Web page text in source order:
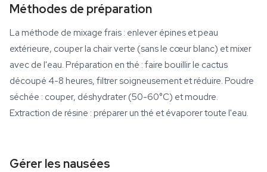
Méthodes de préparation
La méthode de mixage frais : enlever épines et peau
extérieure, couper la chair verte (sans le cœur blanc) et mixer
avec de l'eau. Préparation en thé : faire bouillir le cactus
découpé 4-8 heures, filtrer soigneusement et réduire. Poudre
séchée : couper, déshydrater (50-60°C) et moudre.
Extraction de résine : préparer un thé et évaporer toute l'eau.
Gérer les nausées